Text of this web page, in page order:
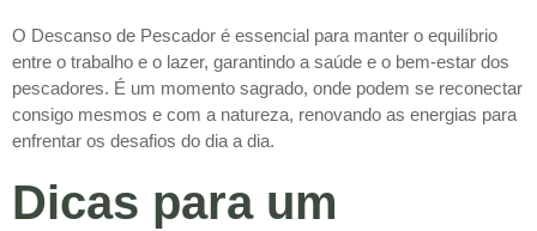
O Descanso de Pescador é essencial para manter o equilíbrio
entre o trabalho e o lazer, garantindo a saúde e o bem-estar dos
pescadores. É um momento sagrado, onde podem se reconectar
consigo mesmos e com a natureza, renovando as energias para
enfrentar os desafios do dia a dia.
Dicas para um